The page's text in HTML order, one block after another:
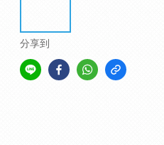
分享到